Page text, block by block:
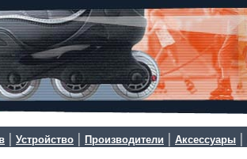
| Устройство | Производители | Аксессуары |